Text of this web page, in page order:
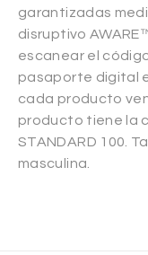
garantizadas
disruptivo
escanear el
pasaporte digital
cada producto
producto tiene la
STANDARD 100.
masculina.